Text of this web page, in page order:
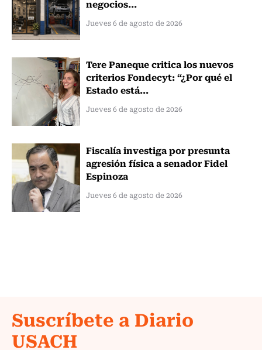
negocios...
Jueves 6 de agosto de 2026
Tere Paneque critica los nuevos
criterios Fondecyt: “¿Por qué el
Estado está...
Jueves 6 de agosto de 2026
Fiscalía investiga por presunta
agresión física a senador Fidel
Espinoza
Jueves 6 de agosto de 2026